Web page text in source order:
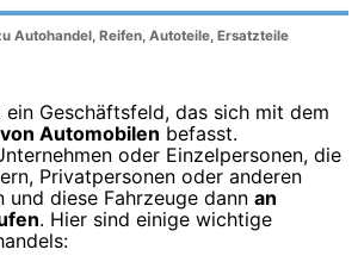
Autohandel, Reifen, Autoteile, Ersatzteile
Geschäftsfeld, das sich mit dem
Automobilen befasst.
oder Einzelpersonen, die
Privatpersonen oder anderen
und diese Fahrzeuge dann an
. Hier sind einige wichtige